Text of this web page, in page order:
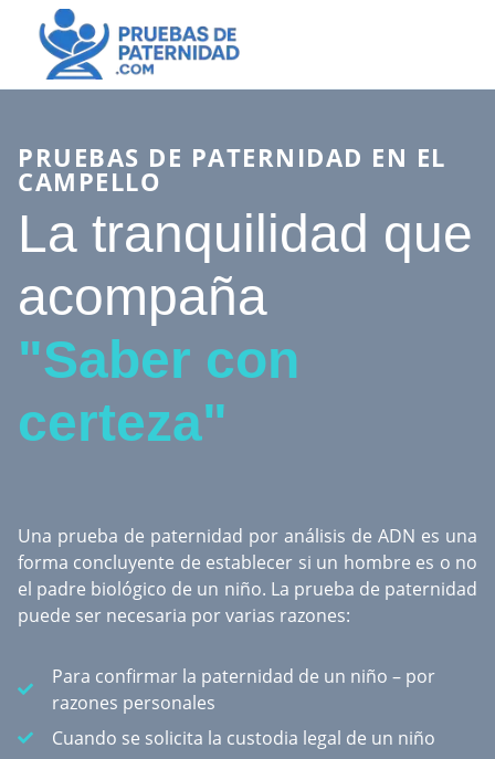
PRUEBAS DE PATERNIDAD EN EL
CAMPELLO
La tranquilidad que
acompaña
"Saber con
certeza"
Una prueba de paternidad por análisis de ADN es una
forma concluyente de establecer si un hombre es o no
el padre biológico de un niño. La prueba de paternidad
puede ser necesaria por varias razones:
Para confirmar la paternidad de un niño – por
razones personales
Cuando se solicita la custodia legal de un niño